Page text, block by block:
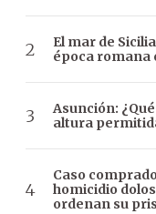
El mar de
época romana
Asunción:
altura
Caso
homicidio
ordenan su